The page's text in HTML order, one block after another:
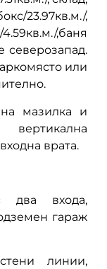
23.97кв.м./,
,баня
северозапад.
или
мазилка и
врата.
два входа,
гараж
линии,